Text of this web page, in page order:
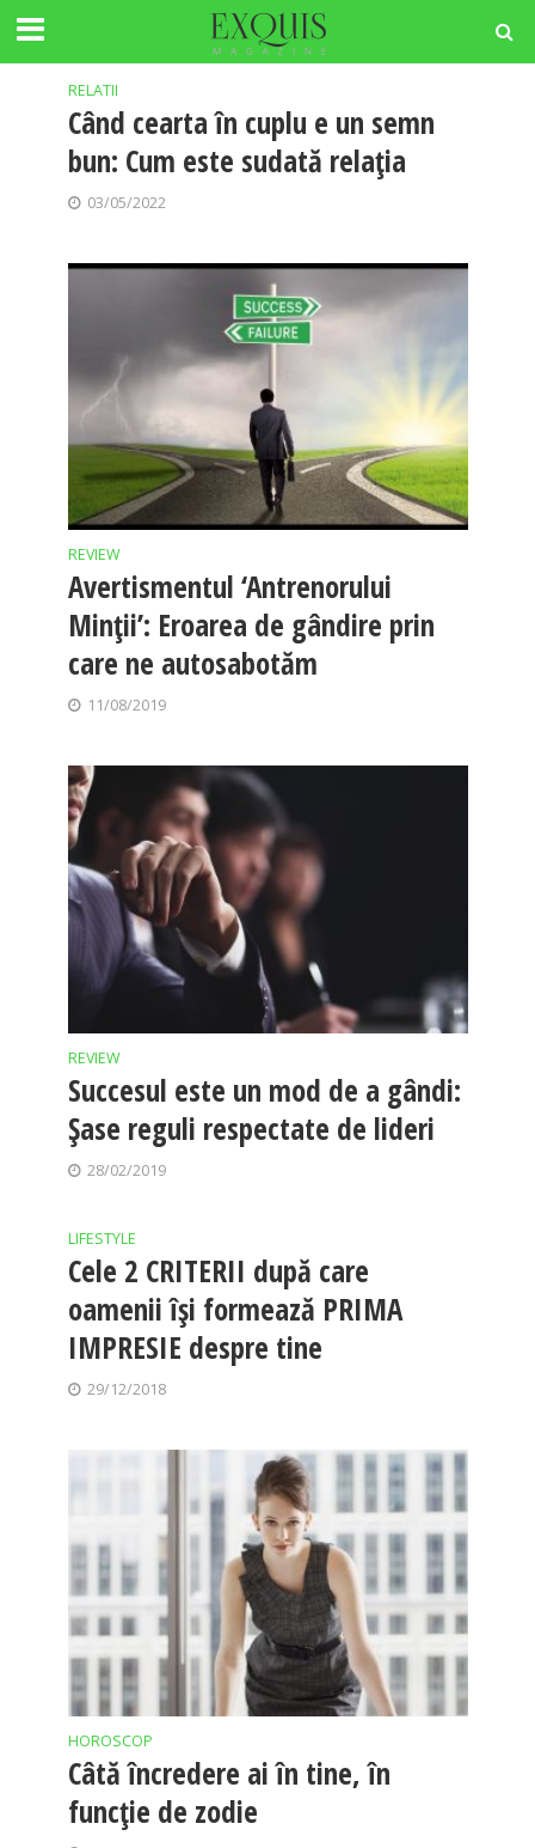
RELATII
Când cearta în cuplu e un semn
bun: Cum este sudată relația
03/05/2022
REVIEW
Avertismentul ‘Antrenorului
Minții’: Eroarea de gândire prin
care ne autosabotăm
11/08/2019
REVIEW
Succesul este un mod de a gândi:
Şase reguli respectate de lideri
28/02/2019
LIFESTYLE
Cele 2 CRITERII după care
oamenii își formează PRIMA
IMPRESIE despre tine
29/12/2018
HOROSCOP
Câtă încredere ai în tine, în
funcţie de zodie